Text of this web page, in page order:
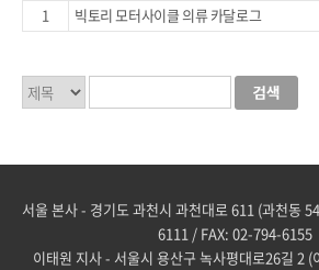
1
빅토리 모터사이클 의류 카달로그
서울 본사 - 경기도 과천시 과천대로 611 (과천동
6111 / FAX: 02-794-6155
이태원 지사 - 서울시 용산구 녹사평대로26길 2